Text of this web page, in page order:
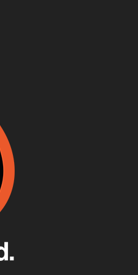
és homár
meghálálja!